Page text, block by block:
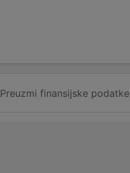
Preuzmi finansijske podatke